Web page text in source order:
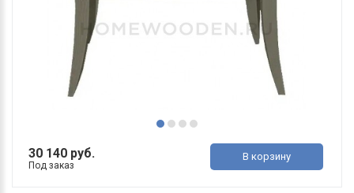
30 140 руб.
Под заказ
В корзину